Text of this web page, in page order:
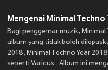
Mengenai Minimal Techno
Bagi penggemar muzik, Minimal
album yang tidak boleh
2018, Minimal Techno Year
seperti Various . Album ini